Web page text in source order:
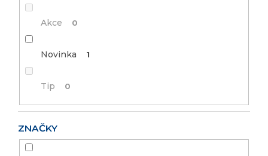
Akce 0
Novinka 1
Tip 0
ZNAČKY